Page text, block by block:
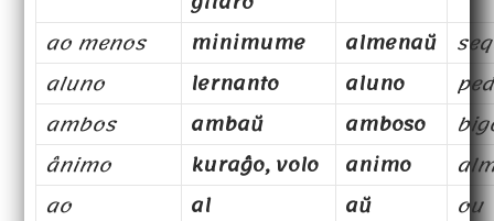
ao menos
minimume almenaŭ
aluno
lernanto aluno
ambos
ambaŭ amboso
ânimo
kuraĝo, volo animo
ao
al aŭ
ou